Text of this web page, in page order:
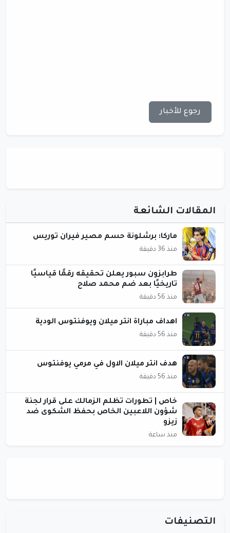
رجوع للأخبار
المقالات الشائعة
ماركا: برشلونة حسم مصير فيران توريس
منذ 36 دقيقة
طرابزون سبور يعلن تحقيقه رقمًا قياسيًا
تاريخيًا بعد ضم محمد صلاح
منذ 56 دقيقة
اهداف مباراة انتر ميلان ويوفنتوس الودية
منذ 56 دقيقة
هدف انتر ميلان الاول في مرمي يوفنتوس
منذ 56 دقيقة
خاص | تطورات تظلم الزمالك على قرار لجنة
شؤون اللاعبين الخاص بحفظ الشكوى ضد
زيزو
منذ ساعة
التصنيفات